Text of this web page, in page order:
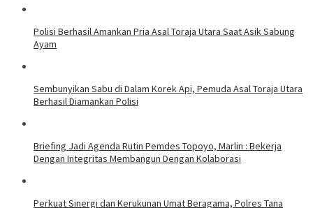
Polisi Berhasil Amankan Pria Asal Toraja Utara Saat Asik Sabung
Ayam
Sembunyikan Sabu di Dalam Korek Api, Pemuda Asal Toraja Utara
Berhasil Diamankan Polisi
Briefing Jadi Agenda Rutin Pemdes Topoyo, Marlin : Bekerja
Dengan Integritas Membangun Dengan Kolaborasi
Perkuat Sinergi dan Kerukunan Umat Beragama, Polres Tana